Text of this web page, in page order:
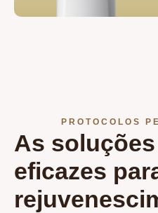
PROTOCOLOS
As
eficazes